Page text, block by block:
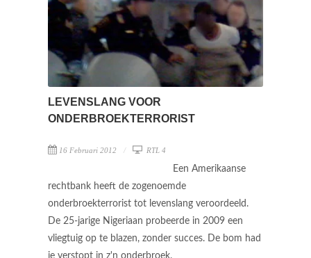
LEVENSLANG VOOR
ONDERBROEKTERRORIST
16 Februari 2012 RTL 4
Een Amerikaanse
rechtbank heeft de zogenoemde
onderbroekterrorist tot levenslang veroordeeld.
De 25-jarige Nigeriaan probeerde in 2009 een
vliegtuig op te blazen, zonder succes. De bom had
ie verstopt in z'n onderbroek.